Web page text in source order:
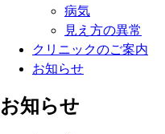
病気
見え方の異常
クリニックのご案内
お知らせ
お知らせ